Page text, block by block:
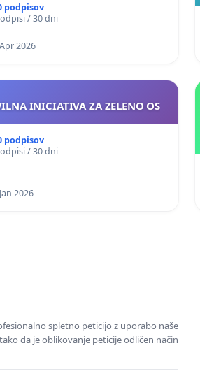
podpisov
/ 30 dni
2026
INICIATIVA ZA ZELENO OS
podpisov
/ 30 dni
2026
spletno peticijo z uporabo naše
da je oblikovanje peticije odličen način